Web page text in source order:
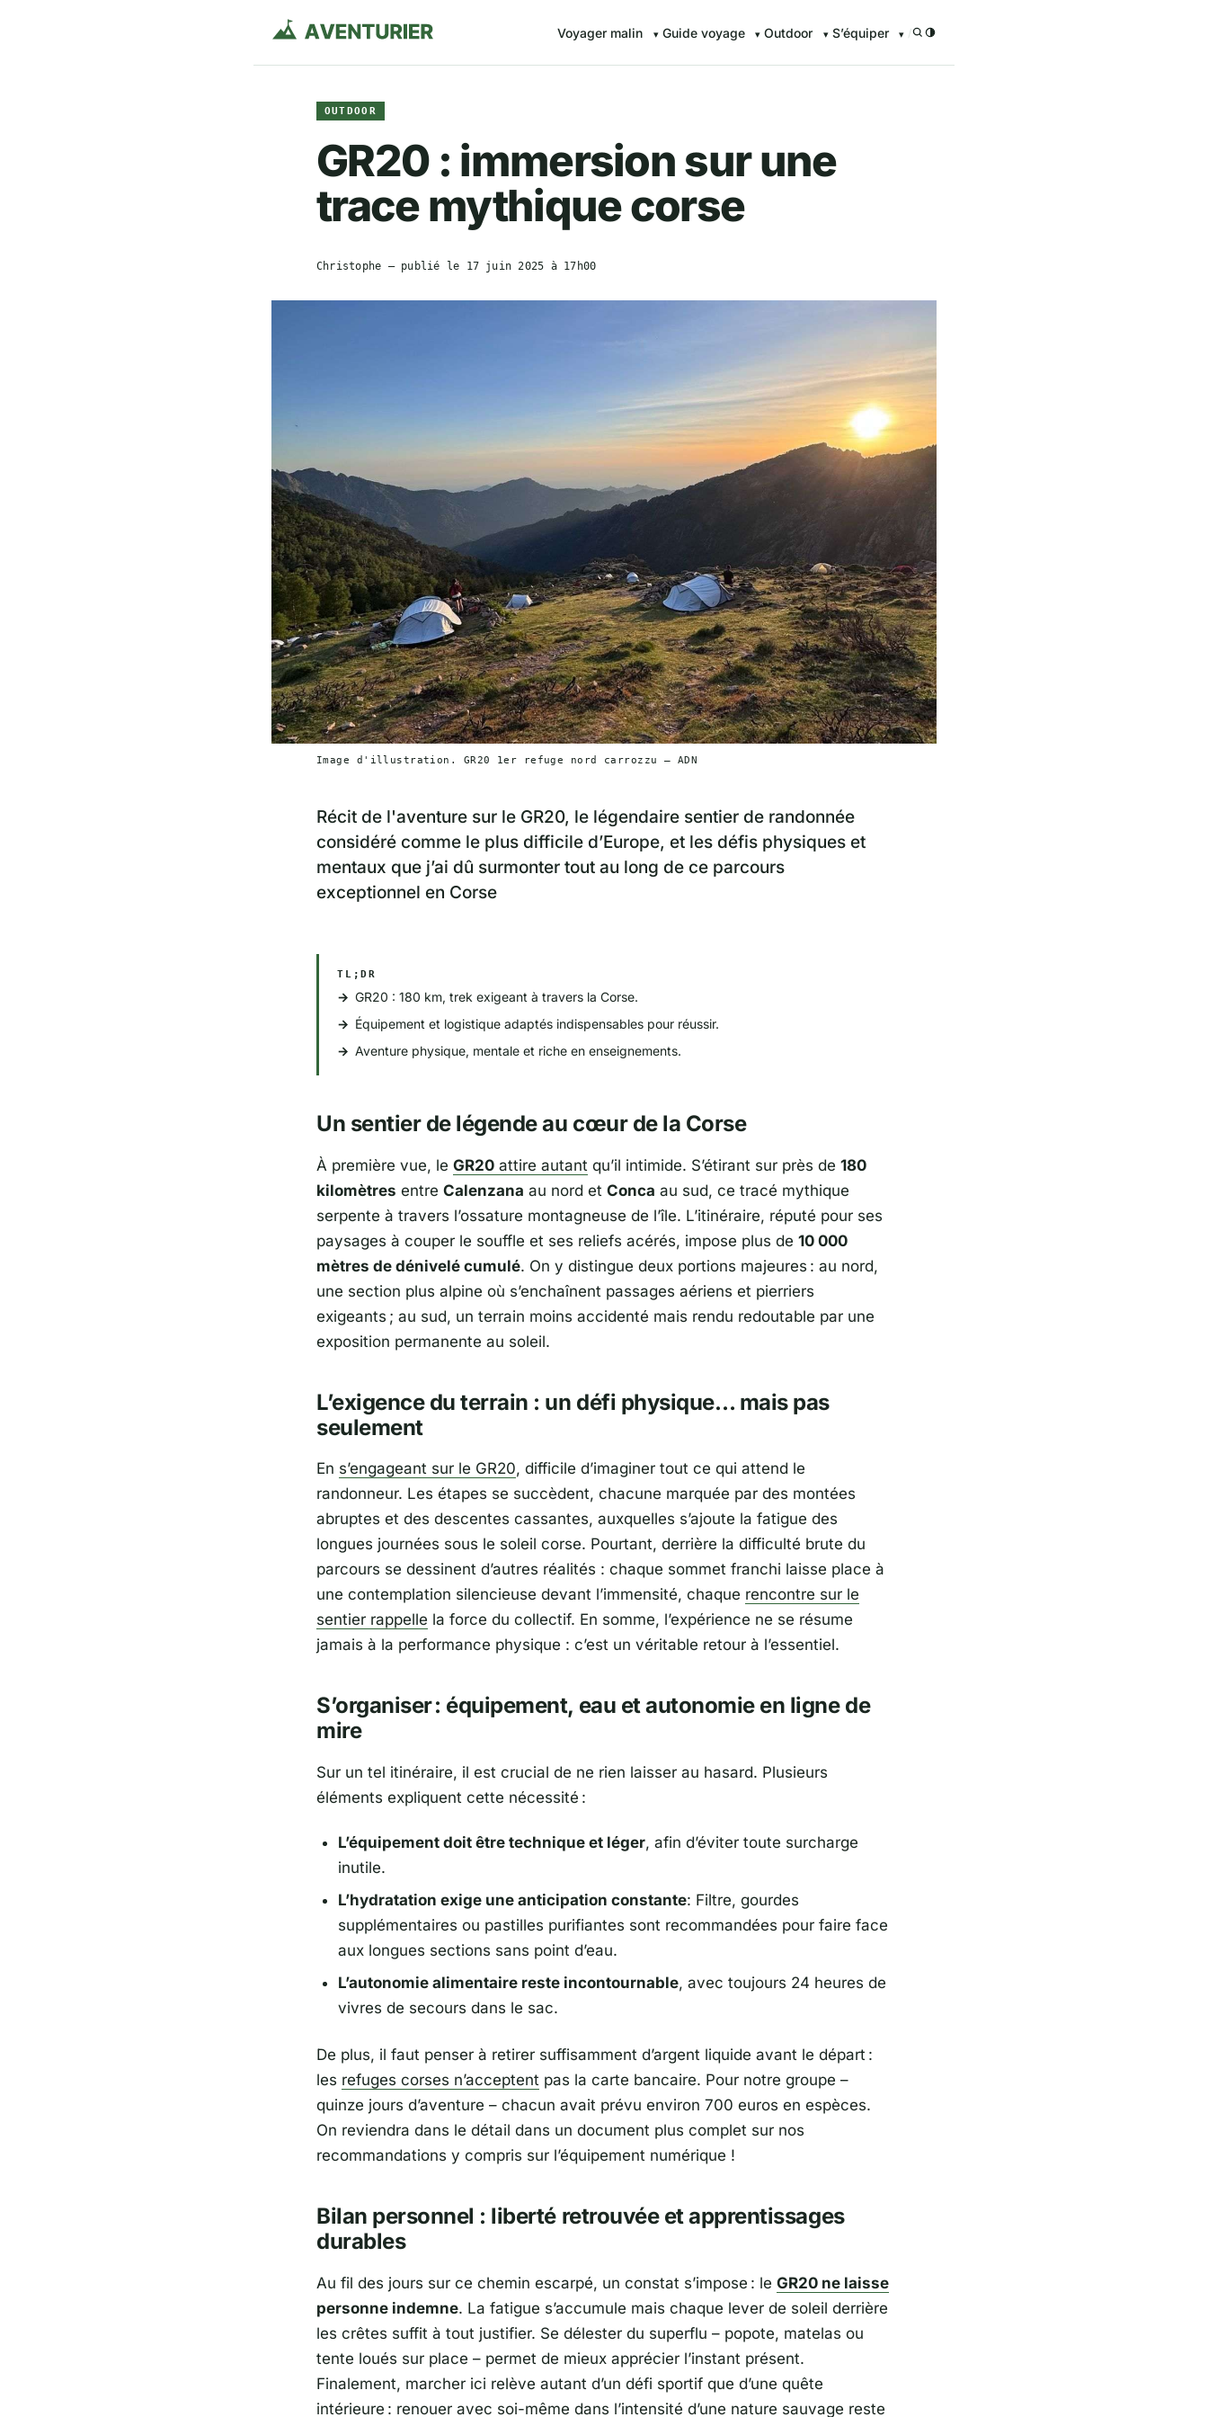
Voyager malin Guide voyage Outdoor S’équiper /
OUTDOOR
GR20 : immersion sur une
trace mythique corse
Christophe — publié le 17 juin 2025 à 17h00
Image d'illustration. GR20 1er refuge nord carrozzu — ADN
Récit de l'aventure sur le GR20, le légendaire sentier de randonnée
considéré comme le plus difficile d’Europe, et les défis physiques et
mentaux que j’ai dû surmonter tout au long de ce parcours
exceptionnel en Corse
TL;DR
GR20 : 180 km, trek exigeant à travers la Corse.
Équipement et logistique adaptés indispensables pour réussir.
Aventure physique, mentale et riche en enseignements.
Un sentier de légende au cœur de la Corse
À première vue, le GR20 attire autant qu’il intimide. S’étirant sur près de 180
kilomètres entre Calenzana au nord et Conca au sud, ce tracé mythique
serpente à travers l’ossature montagneuse de l’île. L’itinéraire, réputé pour ses
paysages à couper le souffle et ses reliefs acérés, impose plus de 10 000
mètres de dénivelé cumulé. On y distingue deux portions majeures : au nord,
une section plus alpine où s’enchaînent passages aériens et pierriers
exigeants ; au sud, un terrain moins accidenté mais rendu redoutable par une
exposition permanente au soleil.
L’exigence du terrain : un défi physique… mais pas
seulement
En s’engageant sur le GR20, difficile d’imaginer tout ce qui attend le
randonneur. Les étapes se succèdent, chacune marquée par des montées
abruptes et des descentes cassantes, auxquelles s’ajoute la fatigue des
longues journées sous le soleil corse. Pourtant, derrière la difficulté brute du
parcours se dessinent d’autres réalités : chaque sommet franchi laisse place à
une contemplation silencieuse devant l’immensité, chaque rencontre sur le
sentier rappelle la force du collectif. En somme, l’expérience ne se résume
jamais à la performance physique : c’est un véritable retour à l’essentiel.
S’organiser : équipement, eau et autonomie en ligne de
mire
Sur un tel itinéraire, il est crucial de ne rien laisser au hasard. Plusieurs
éléments expliquent cette nécessité :
L’équipement doit être technique et léger, afin d’éviter toute surcharge
inutile.
L’hydratation exige une anticipation constante: Filtre, gourdes
supplémentaires ou pastilles purifiantes sont recommandées pour faire face
aux longues sections sans point d’eau.
L’autonomie alimentaire reste incontournable, avec toujours 24 heures de
vivres de secours dans le sac.
De plus, il faut penser à retirer suffisamment d’argent liquide avant le départ :
les refuges corses n’acceptent pas la carte bancaire. Pour notre groupe –
quinze jours d’aventure – chacun avait prévu environ 700 euros en espèces.
On reviendra dans le détail dans un document plus complet sur nos
recommandations y compris sur l’équipement numérique !
Bilan personnel : liberté retrouvée et apprentissages
durables
Au fil des jours sur ce chemin escarpé, un constat s’impose : le GR20 ne laisse
personne indemne. La fatigue s’accumule mais chaque lever de soleil derrière
les crêtes suffit à tout justifier. Se délester du superflu – popote, matelas ou
tente loués sur place – permet de mieux apprécier l’instant présent.
Finalement, marcher ici relève autant d’un défi sportif que d’une quête
intérieure : renouer avec soi-même dans l’intensité d’une nature sauvage reste